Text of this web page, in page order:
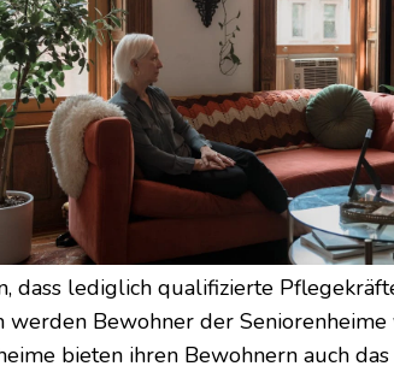
dass lediglich qualifizierte
Bewohner der Seniorenheime
bieten ihren Bewohnern auch